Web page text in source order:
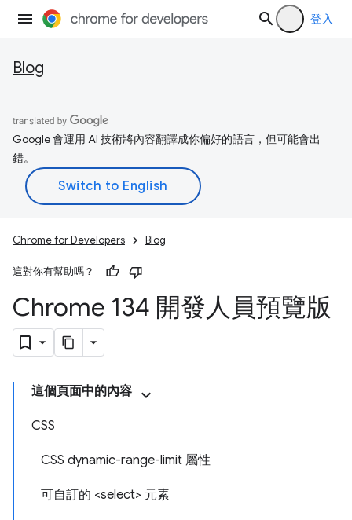
登入
Blog
Google 會運用 AI 技術將內容翻譯成你偏好的語言，但可能會出
錯。
Chrome for Developers Blog
這對你有幫助嗎？
Chrome 134 開發人員預覽版
這個頁面中的內容
CSS
CSS dynamic-range-limit 屬性
可自訂的 <select> 元素